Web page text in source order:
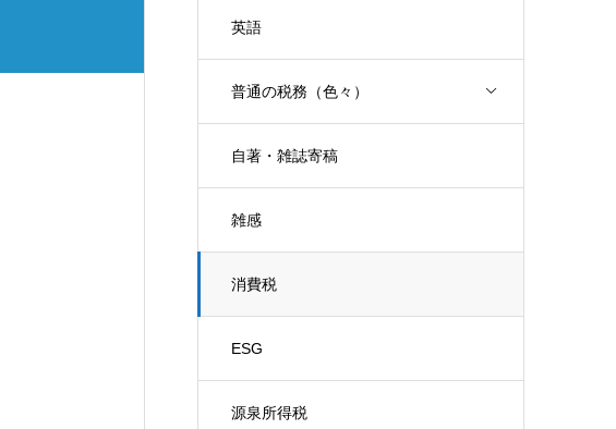
英語
普通の税務（色々）
自著・雑誌寄稿
雑感
消費税
ESG
源泉所得税